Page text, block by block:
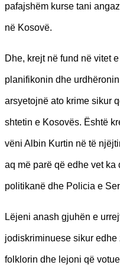
pafajshëm kurse tani
në Kosovë.
Dhe, krejt në fund në vitet
planifikonin dhe
arsyetojnë ato krime sikur
shtetin e Kosovës. Është
vëni Albin Kurtin në të
aq më parë që edhe vet ka
politikanë dhe Policia e
Lëjeni anash gjuhën e
jodiskriminuese sikur
folklorin dhe lejoni që